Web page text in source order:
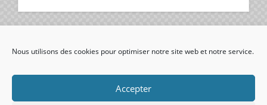
Nous utilisons des cookies pour optimiser notre site web et notre service.
Accepter
visiteurs uniques: